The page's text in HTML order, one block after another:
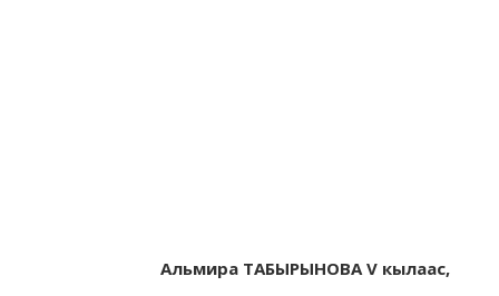
Альмира ТАБЫРЫНОВА V кылааc,